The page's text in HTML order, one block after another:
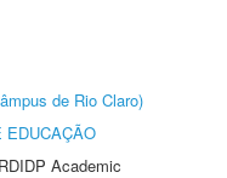
de Rio Claro)
EDUCAÇÃO
Academic